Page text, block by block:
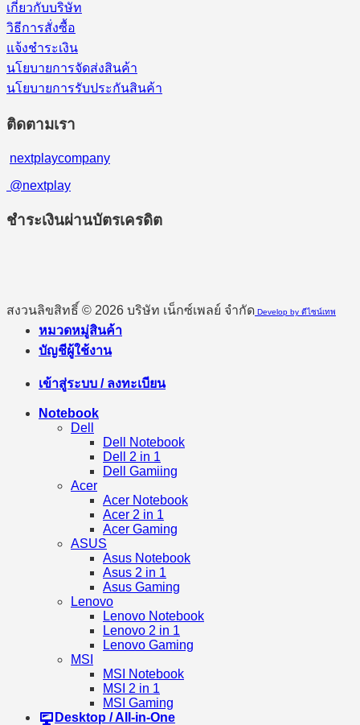
เกี่ยวกับบริษัท
วิธีการสั่งซื้อ
แจ้งชำระเงิน
นโยบายการจัดส่งสินค้า
นโยบายการรับประกันสินค้า
ติดตามเรา
nextplaycompany
@nextplay
ชำระเงินผ่านบัตรเครดิต
สงวนลิขสิทธิ์ © 2026 บริษัท เน็กซ์เพลย์ จำกัด Develop by ดีไซน์เทพ
หมวดหมู่สินค้า
บัญชีผู้ใช้งาน
เข้าสู่ระบบ / ลงทะเบียน
Notebook
Dell
Dell Notebook
Dell 2 in 1
Dell Gamiing
Acer
Acer Notebook
Acer 2 in 1
Acer Gaming
ASUS
Asus Notebook
Asus 2 in 1
Asus Gaming
Lenovo
Lenovo Notebook
Lenovo 2 in 1
Lenovo Gaming
MSI
MSI Notebook
MSI 2 in 1
MSI Gaming
Desktop / All-in-One